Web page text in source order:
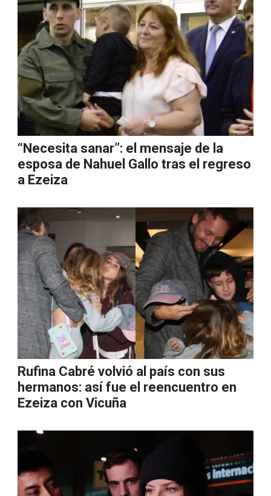
“Necesita sanar”: el mensaje de la
esposa de Nahuel Gallo tras el regreso
a Ezeiza
Rufina Cabré volvió al país con sus
hermanos: así fue el reencuentro en
Ezeiza con Vicuña